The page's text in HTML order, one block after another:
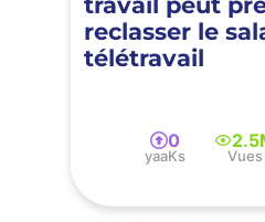
reclasser le
télétravail
0
yaaKs Vues